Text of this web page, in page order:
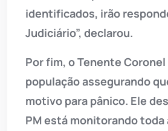
identificados, irão
Judiciário”, declarou.
Por fim, o Tenente
população assegurando
motivo para pânico. Ele
PM está monitorando toda